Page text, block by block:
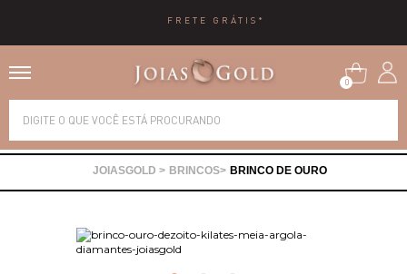
10X SEM JUROS
0
BRINCOS BRINCO DE OURO
Alianças
Brincos